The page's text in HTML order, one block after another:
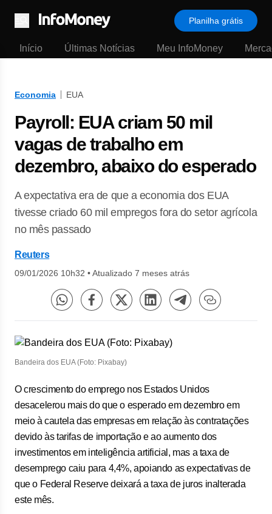
Menu
Planilha grátis
Início Últimas Notícias Meu InfoMoney
Economia EUA
Payroll: EUA criam 50 mil
vagas de trabalho em
dezembro, abaixo do esperado
A expectativa era de que a economia dos EUA
tivesse criado 60 mil empregos fora do setor agrícola
no mês passado
Reuters
09/01/2026 10h32 •Atualizado 7 meses atrás
Bandeira dos EUA (Foto: Pixabay)
O crescimento do emprego nos Estados Unidos
desacelerou mais do que o esperado em dezembro em
meio à cautela das empresas em relação às contratações
devido às tarifas de importação e ao aumento dos
investimentos em inteligência artificial, mas a taxa de
desemprego caiu para 4,4%, apoiando as expectativas de
que o Federal Reserve deixará a taxa de juros inalterada
este mês.